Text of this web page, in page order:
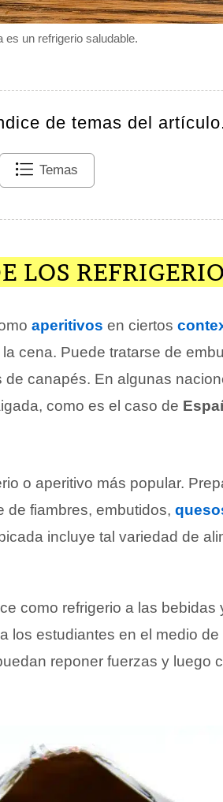
es un refrigerio saludable.
de temas del
Temas
LOS
aperitivos en ciertos
cena. Puede tratarse de
canapés. En algunas
como es el caso de
o aperitivo más popular.
de fiambres, embutidos,
incluye tal variedad de
como refrigerio a las bebidas
los estudiantes en el medio
reponer fuerzas y luego